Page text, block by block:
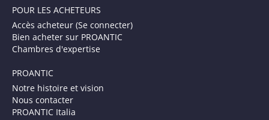
POUR LES ACHETEURS
Accès acheteur (Se connecter)
Bien acheter sur PROANTIC
Chambres d'expertise
PROANTIC
Notre histoire et vision
Nous contacter
PROANTIC Italia